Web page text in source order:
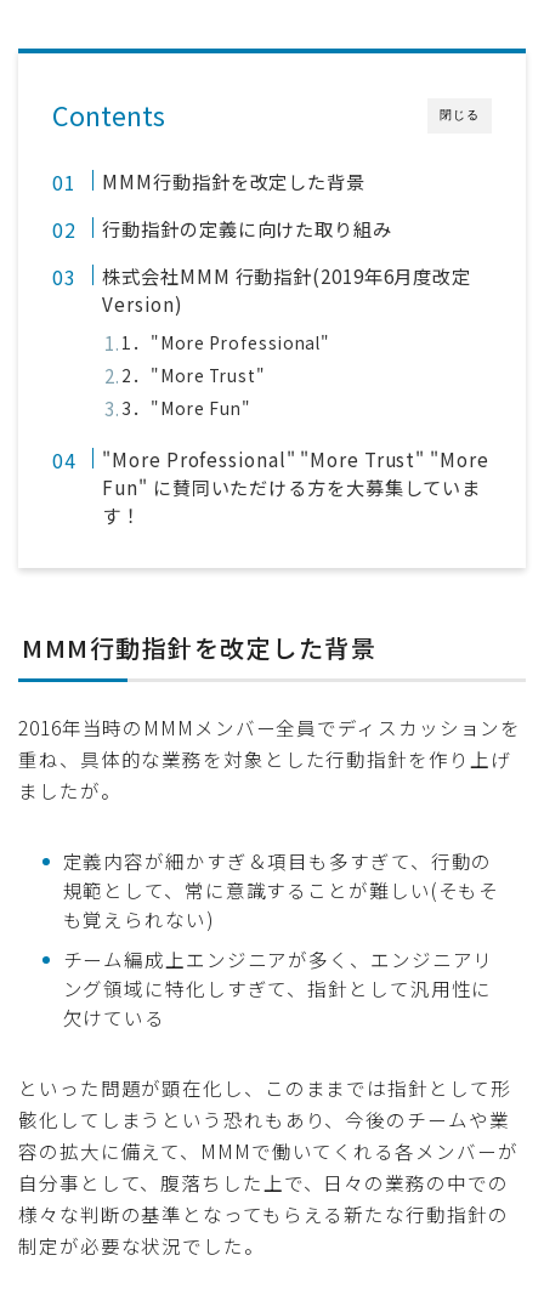
閉じる
Contents
MMM行動指針を改定した背景
行動指針の定義に向けた取り組み
株式会社MMM 行動指針(2019年6月度改定
Version)
1．"More Professional"
2．"More Trust"
3．"More Fun"
"More Professional" "More Trust" "More
Fun" に賛同いただける方を大募集していま
す！
MMM行動指針を改定した背景
2016年当時のMMMメンバー全員でディスカッションを
重ね、具体的な業務を対象とした行動指針を作り上げ
ましたが。
定義内容が細かすぎ＆項目も多すぎて、行動の
規範として、常に意識することが難しい(そもそ
も覚えられない)
チーム編成上エンジニアが多く、エンジニアリ
ング領域に特化しすぎて、指針として汎用性に
欠けている
といった問題が顕在化し、このままでは指針として形
骸化してしまうという恐れもあり、今後のチームや業
容の拡大に備えて、MMMで働いてくれる各メンバーが
自分事として、腹落ちした上で、日々の業務の中での
様々な判断の基準となってもらえる新たな行動指針の
制定が必要な状況でした。